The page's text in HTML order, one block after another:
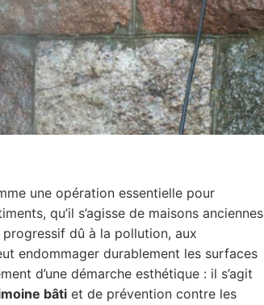
une opération essentielle pour
qu’il s’agisse de maisons anciennes
dû à la pollution, aux
endommager durablement les surfaces
d’une démarche esthétique : il s’agit
bâti et de prévention contre les